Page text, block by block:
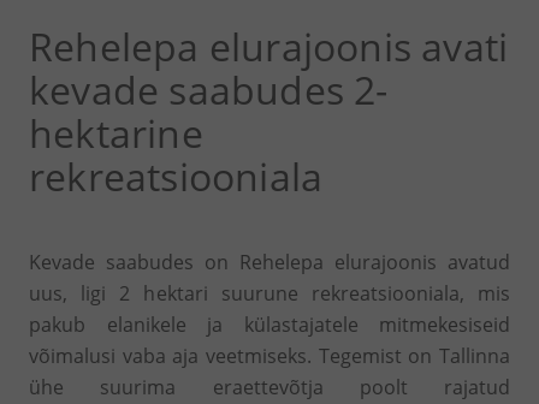
Rehelepa elurajoonis avati
kevade saabudes 2-
hektarine
rekreatsiooniala
Kevade saabudes on Rehelepa elurajoonis avatud
uus, ligi 2 hektari suurune rekreatsiooniala, mis
pakub elanikele ja külastajatele mitmekesiseid
võimalusi vaba aja veetmiseks. Tegemist on Tallinna
ühe suurima eraettevõtja poolt rajatud